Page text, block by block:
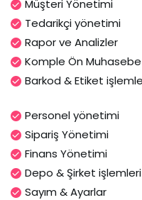
Müşteri Yönetimi
Tedarikçi yönetimi
Rapor ve Analizler
Komple Ön
Barkod & Etiket
Personel yönetimi
Sipariş Yönetimi
Finans Yönetimi
Depo & Şirket işlemleri
Sayım & Ayarlar